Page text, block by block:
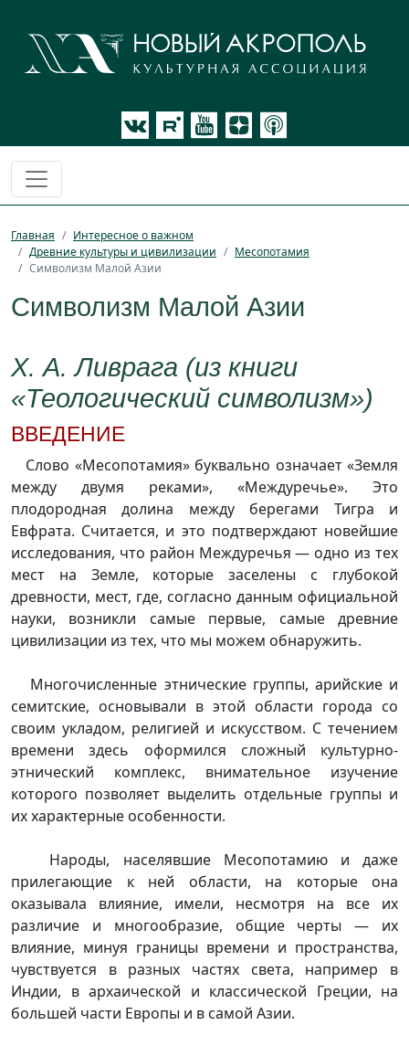
Главная
Интересное о важном
Древние культуры и цивилизации
Месопотамия
Символизм Малой Азии
Символизм Малой Азии
X. А. Ливрага (из книги
«Теологический символизм»)
ВВЕДЕНИЕ
Слово «Месопотамия» буквально означает «Земля
между двумя реками», «Междуречье». Это
плодородная долина между берегами Тигра и
Евфрата. Считается, и это подтверждают новейшие
исследования, что район Междуречья — одно из тех
мест на Земле, которые заселены с глубокой
древности, мест, где, согласно данным официальной
науки, возникли самые первые, самые древние
цивилизации из тех, что мы можем обнаружить.
Многочисленные этнические группы, арийские и
семитские, основывали в этой области города со
своим укладом, религией и искусством. С течением
времени здесь оформился сложный культурно-
этнический комплекс, внимательное изучение
которого позволяет выделить отдельные группы и
их характерные особенности.
Народы, населявшие Месопотамию и даже
прилегающие к ней области, на которые она
оказывала влияние, имели, несмотря на все их
различие и многообразие, общие черты — их
влияние, минуя границы времени и пространства,
чувствуется в разных частях света, например в
Индии, в архаической и классической Греции, на
большей части Европы и в самой Азии.